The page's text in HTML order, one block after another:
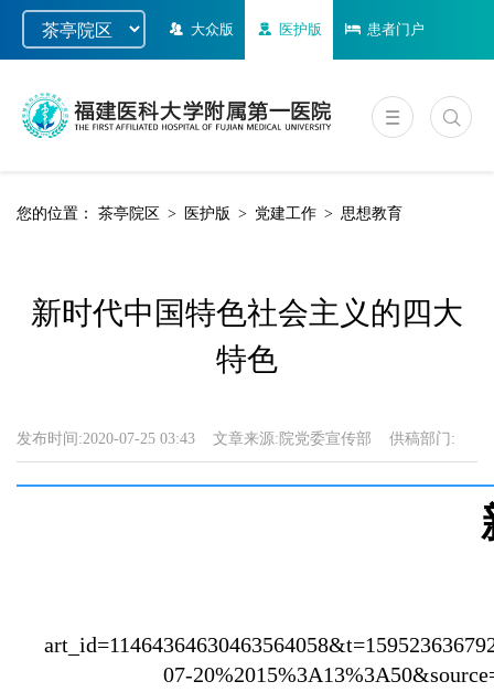
大众版 医护版 患者门户
您的位置： 茶亭院区 > 医护版 > 党建工作 > 思想教育
新时代中国特色社会主义的四大
特色
发布时间:2020-07-25 03:43 文章来源: 院党委宣传部 供稿部门:
07-